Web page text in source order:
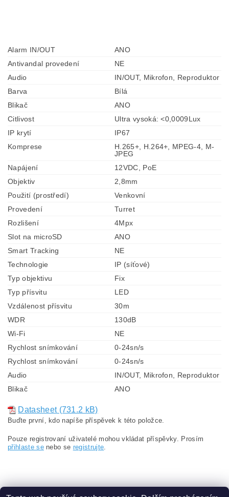
Alarm IN/OUT
ANO
Antivandal provedení
NE
Audio
IN/OUT, Mikrofon, Reproduktor
Barva
Bílá
Blikač
ANO
Citlivost
Ultra vysoká: <0,0009Lux
IP krytí
IP67
Komprese
H.265+, H.264+, MPEG-4, M-
JPEG
Napájení
12VDC, PoE
Objektiv
2,8mm
Použití (prostředí)
Venkovní
Provedení
Turret
Rozlišení
4Mpx
Slot na microSD
ANO
Smart Tracking
NE
Technologie
IP (síťové)
Typ objektivu
Fix
Typ přísvitu
LED
Vzdálenost přísvitu
30m
WDR
130dB
Wi-Fi
NE
Rychlost snímkování
0-24sn/s
Rychlost snímkování
0-24sn/s
Audio
IN/OUT, Mikrofon, Reproduktor
Blikač
ANO
Datasheet (731.2 kB)
Buďte první, kdo napíše příspěvek k této položce.
Pouze registrovaní uživatelé mohou vkládat příspěvky. Prosím
přihlaste senebo se registrujte.